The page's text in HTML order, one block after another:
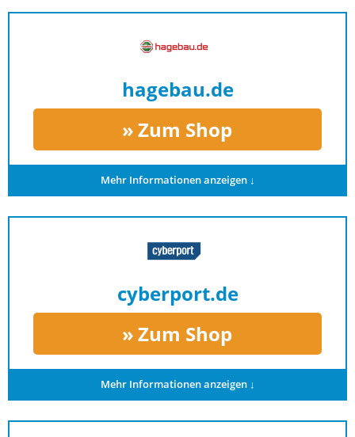
hagebau.de
Zum Shop
Mehr Informationen anzeigen ↓
cyberport.de
Zum Shop
Mehr Informationen anzeigen ↓